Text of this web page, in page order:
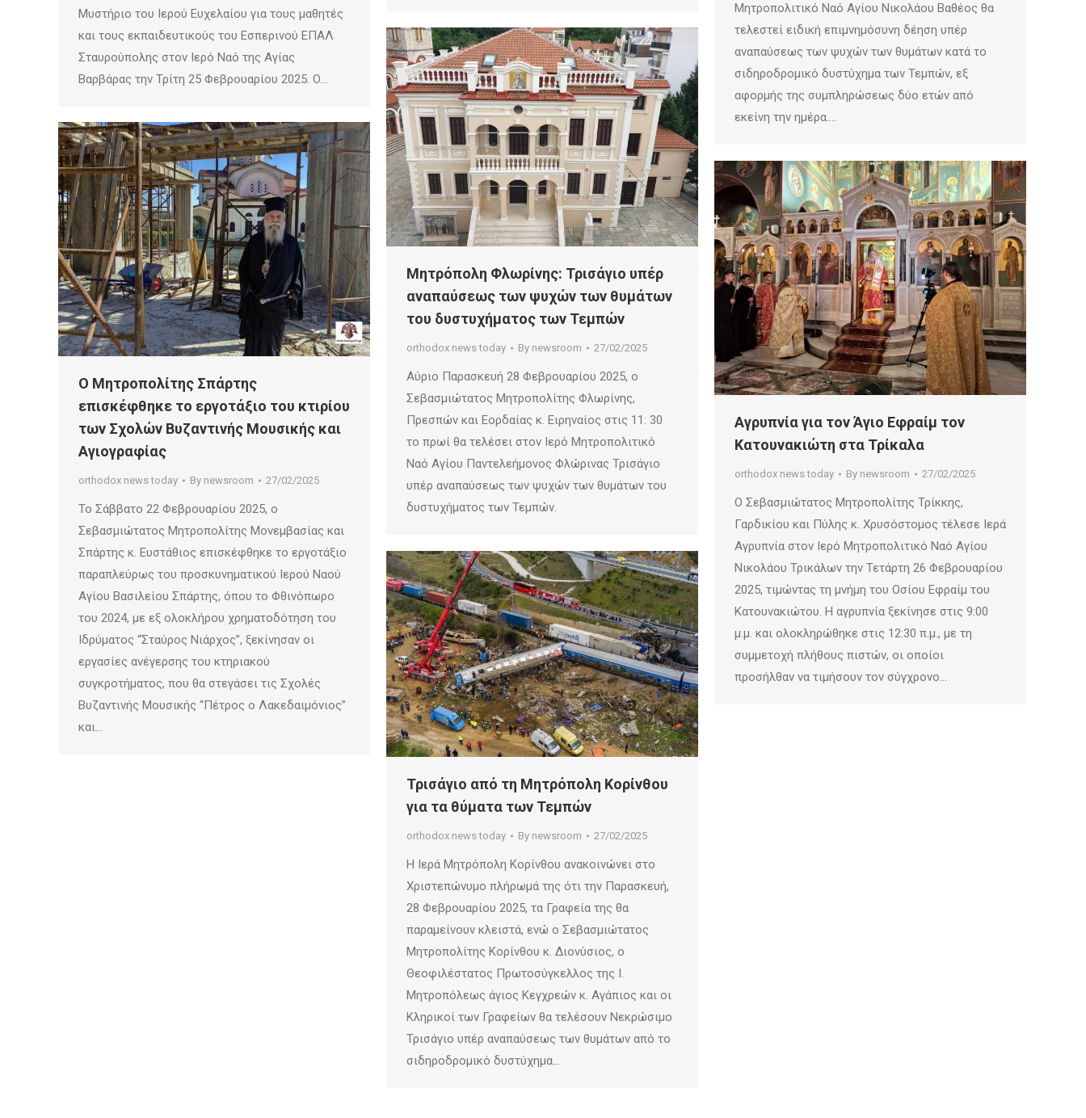
Μυστήριο του Ιερού Ευχελαίου για τους μαθητές
και τους εκπαιδευτικούς του Εσπερινού ΕΠΑΛ
Σταυρούπολης στον Ιερό Ναό της Αγίας
Βαρβάρας την Τρίτη 25 Φεβρουαρίου 2025. Ο…
Μητροπολιτικό Ναό Αγίου Νικολάου Βαθέος θα
τελεστεί ειδική επιμνημόσυνη δέηση υπέρ
αναπαύσεως των ψυχών των θυμάτων κατά το
σιδηροδρομικό δυστύχημα των Τεμπών, εξ
αφορμής της συμπληρώσεως δύο ετών από
εκείνη την ημέρα.…
Μητρόπολη Φλωρίνης: Τρισάγιο υπέρ
αναπαύσεως των ψυχών των θυμάτων
του δυστυχήματος των Τεμπών
orthodox news today By newsroom 27/02/2025
Αύριο Παρασκευή 28 Φεβρουαρίου 2025, ο
Σεβασμιώτατος Μητροπολίτης Φλωρίνης,
Πρεσπών και Εορδαίας κ. Ειρηναίος στις 11: 30
το πρωί θα τελέσει στον Ιερό Μητροπολιτικό
Ναό Αγίου Παντελεήμονος Φλώρινας Τρισάγιο
υπέρ αναπαύσεως των ψυχών των θυμάτων του
δυστυχήματος των Τεμπών.
Ο Μητροπολίτης Σπάρτης
επισκέφθηκε το εργοτάξιο του κτιρίου
των Σχολών Βυζαντινής Μουσικής και
Αγιογραφίας
orthodox news today By newsroom 27/02/2025
Το Σάββατο 22 Φεβρουαρίου 2025, ο
Σεβασμιώτατος Μητροπολίτης Μονεμβασίας και
Σπάρτης κ. Ευστάθιος επισκέφθηκε το εργοτάξιο
παραπλεύρως του προσκυνηματικού Ιερού Ναού
Αγίου Βασιλείου Σπάρτης, όπου το Φθινόπωρο
του 2024, με εξ ολοκλήρου χρηματοδότηση του
Ιδρύματος “Σταύρος Νιάρχος”, ξεκίνησαν οι
εργασίες ανέγερσης του κτηριακού
συγκροτήματος, που θα στεγάσει τις Σχολές
Βυζαντινής Μουσικής “Πέτρος ο Λακεδαιμόνιος”
και…
Αγρυπνία για τον Άγιο Εφραίμ τον
Κατουνακιώτη στα Τρίκαλα
orthodox news today By newsroom 27/02/2025
Ο Σεβασμιώτατος Μητροπολίτης Τρίκκης,
Γαρδικίου και Πύλης κ. Χρυσόστομος τέλεσε Ιερά
Αγρυπνία στον Ιερό Μητροπολιτικό Ναό Αγίου
Νικολάου Τρικάλων την Τετάρτη 26 Φεβρουαρίου
2025, τιμώντας τη μνήμη του Οσίου Εφραίμ του
Κατουνακιώτου. Η αγρυπνία ξεκίνησε στις 9:00
μ.μ. και ολοκληρώθηκε στις 12:30 π.μ., με τη
συμμετοχή πλήθους πιστών, οι οποίοι
προσήλθαν να τιμήσουν τον σύγχρονο…
Τρισάγιο από τη Μητρόπολη Κορίνθου
για τα θύματα των Τεμπών
orthodox news today By newsroom 27/02/2025
Η Ιερά Μητρόπολη Κορίνθου ανακοινώνει στο
Χριστεπώνυμο πλήρωμά της ότι την Παρασκευή,
28 Φεβρουαρίου 2025, τα Γραφεία της θα
παραμείνουν κλειστά, ενώ ο Σεβασμιώτατος
Μητροπολίτης Κορίνθου κ. Διονύσιος, ο
Θεοφιλέστατος Πρωτοσύγκελλος της Ι.
Μητροπόλεως άγιος Κεγχρεών κ. Αγάπιος και οι
Κληρικοί των Γραφείων θα τελέσουν Νεκρώσιμο
Τρισάγιο υπέρ αναπαύσεως των θυμάτων από το
σιδηροδρομικό δυστύχημα…